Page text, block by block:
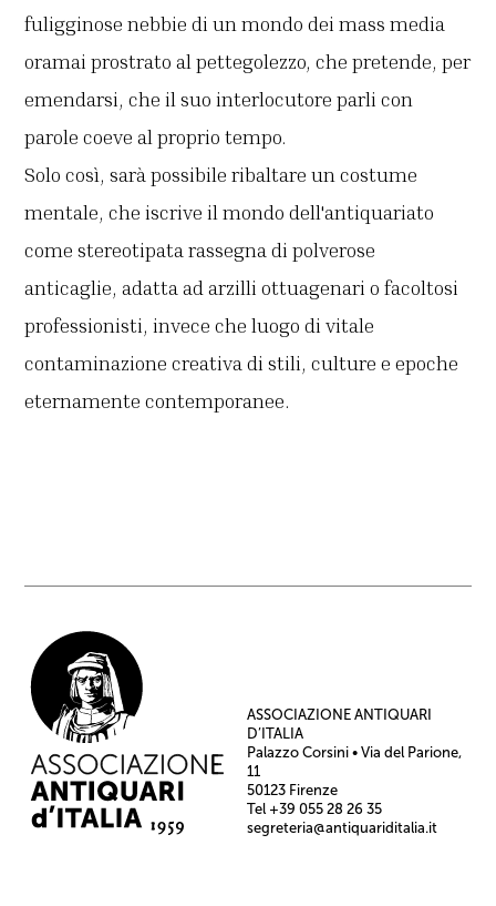
fuligginose nebbie di un mondo dei mass media
oramai prostrato al pettegolezzo, che pretende, per
emendarsi, che il suo interlocutore parli con
parole coeve al proprio tempo.
Solo così, sarà possibile ribaltare un costume
mentale, che iscrive il mondo dell'antiquariato
come stereotipata rassegna di polverose
anticaglie, adatta ad arzilli ottuagenari o facoltosi
professionisti, invece che luogo di vitale
contaminazione creativa di stili, culture e epoche
eternamente contemporanee.
ASSOCIAZIONE ANTIQUARI
D’ITALIA
Palazzo Corsini • Via del Parione,
11
50123 Firenze
Tel +39 055 28 26 35
segreteria@antiquariditalia.it